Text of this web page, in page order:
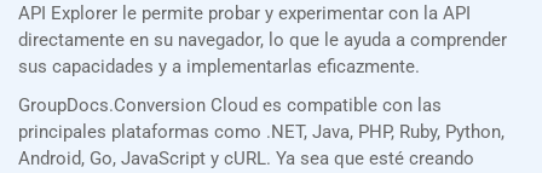
API Explorer le permite probar y experimentar con la API
directamente en su navegador, lo que le ayuda a comprender
sus capacidades y a implementarlas eficazmente.
GroupDocs.Conversion Cloud es compatible con las
principales plataformas como .NET, Java, PHP, Ruby, Python,
Android, Go, JavaScript y cURL. Ya sea que esté creando